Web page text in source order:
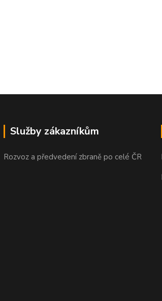
Služby zákazníkům
Rozvoz a předvedení zbraně po celé ČR